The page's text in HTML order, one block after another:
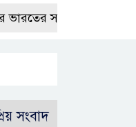
সঙ্গে বন্ধুত্বপূর্ণ সম্পর্ক সম্ভব
সংবাদ